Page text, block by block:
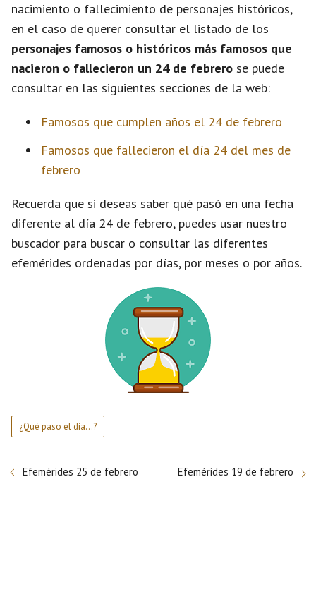
nacimiento o fallecimiento de personajes históricos,
en el caso de querer consultar el listado de los
personajes famosos o históricos más famosos que
nacieron o fallecieron un 24 de febrero se puede
consultar en las siguientes secciones de la web:
Famosos que cumplen años el 24 de febrero
Famosos que fallecieron el día 24 del mes de
febrero
Recuerda que si deseas saber qué pasó en una fecha
diferente al día 24 de febrero, puedes usar nuestro
buscador para buscar o consultar las diferentes
efemérides ordenadas por días, por meses o por años.
¿Qué paso el día...?
Efemérides 25 de febrero Efemérides 19 de febrero